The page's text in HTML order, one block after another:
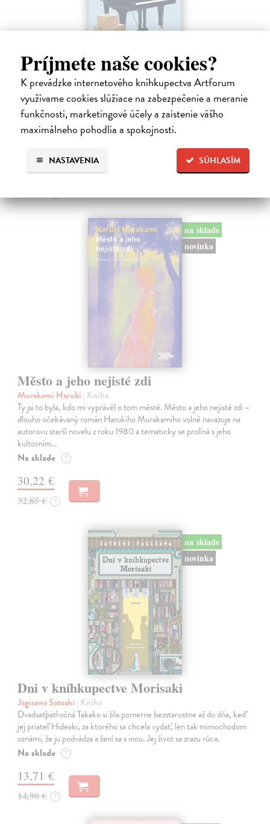
Príjmete naše cookies?
K prevádzke internetového kníhkupectva Artforum
využívame cookies slúžiace na zabezpečenie a meranie
funkčnosti, marketingové účely a zaistenie vášho
maximálneho pohodlia a spokojnosti.
SÚHLASÍM
NASTAVENIA
Rieka času
Mercier Pascal| Kniha
Pascal Mercier bol vždy majstrom filozofického rozprávania. Romány
Nočný vlak do Lisabonu či Váha slov podnietili milióny čitateľov k
zamysleniu sa nad veľkými témami, ako sú identita, sloboda, čas či…
12,30 €
na sklade
novinka
Město a jeho nejisté zdi
Murakami Haruki | Kniha
Ty jsi to byla, kdo mi vyprávěl o tom městě. Město a jeho nejisté zdi –
dlouho očekávaný román Harukiho Murakamiho volně navazuje na
autorovu starší novelu z roku 1980 a tematicky se prolíná s jeho
kultovním…
Na sklade ?
30,22 €
32,85 € ?
na sklade
novinka
Dni v kníhkupectve Morisaki
Jagisawa Satoshi | Kniha
Dvadsaťpäťročná Takako si žila pomerne bezstarostne až do dňa, keď
jej priateľ Hideaki, za ktorého sa chcela vydať, len tak mimochodom
oznámi, že ju podvádza a žení sa s inou. Jej život sa zrazu rúca.
Na sklade ?
13,71 €
14,90 € ?